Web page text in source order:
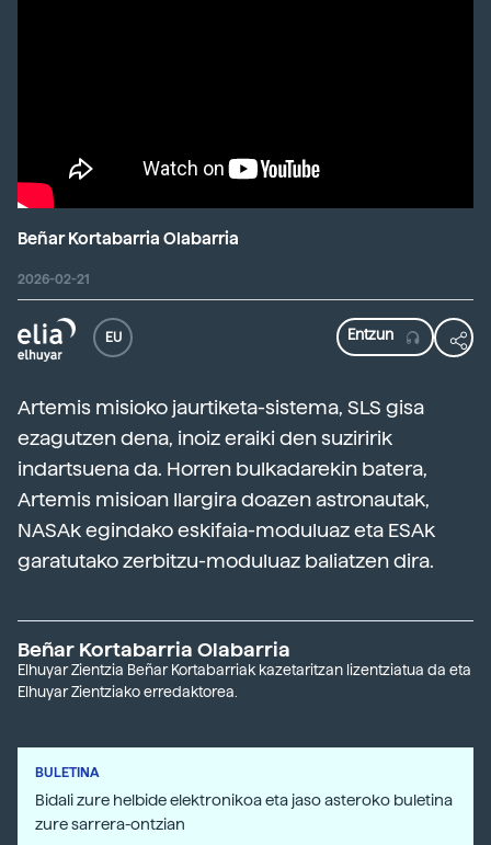
Beñar Kortabarria Olabarria
2026-02-21
EU
Artemis misioko jaurtiketa-sistema, SLS gisa
ezagutzen dena, inoiz eraiki den suziririk
indartsuena da. Horren bulkadarekin batera,
Artemis misioan Ilargira doazen astronautak,
NASAk egindako eskifaia-moduluaz eta ESAk
garatutako zerbitzu-moduluaz baliatzen dira.
Beñar Kortabarria Olabarria
Elhuyar Zientzia Beñar Kortabarriak kazetaritzan lizentziatua da eta
Elhuyar Zientziako erredaktorea.
BULETINA
Bidali zure helbide elektronikoa eta jaso asteroko buletina
zure sarrera-ontzian